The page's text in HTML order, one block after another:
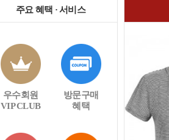
주요 혜택 · 서비스
우수회원
VIP CLUB
방문구매
혜택